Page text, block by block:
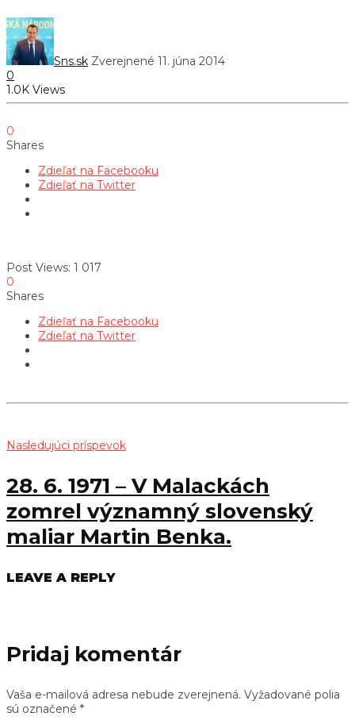
Sns.sk Zverejnené 11. júna 2014
0
1.0K Views
0
Shares
Zdieľať na Facebooku
Zdieľať na Twitter
Post Views: 1 017
0
Shares
Zdieľať na Facebooku
Zdieľať na Twitter
Nasledujúci príspevok
28. 6. 1971 – V Malackách
zomrel významný slovenský
maliar Martin Benka.
LEAVE A REPLY
Pridaj komentár
Vaša e-mailová adresa nebude zverejnená. Vyžadované polia
sú označené *